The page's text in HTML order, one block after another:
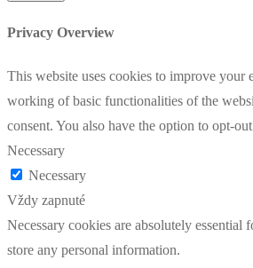
Privacy Overview
This website uses cookies to improve your
working of basic functionalities of the
consent. You also have the option to opt-
Necessary
Necessary
Vždy zapnuté
Necessary cookies are absolutely
store any personal information.